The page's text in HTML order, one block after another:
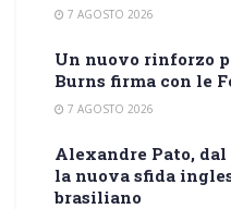
7 AGOSTO 2026
Un nuovo rinforzo
Burns firma con le
7 AGOSTO 2026
Alexandre Pato,
la nuova sfida
brasiliano